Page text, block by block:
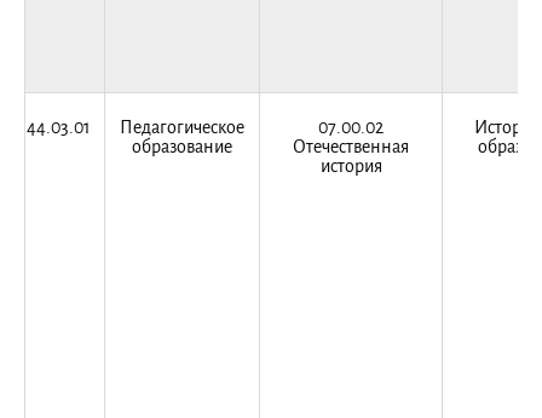
44.03.01
Педагогическое
образование
07.00.02
Отечественная
история